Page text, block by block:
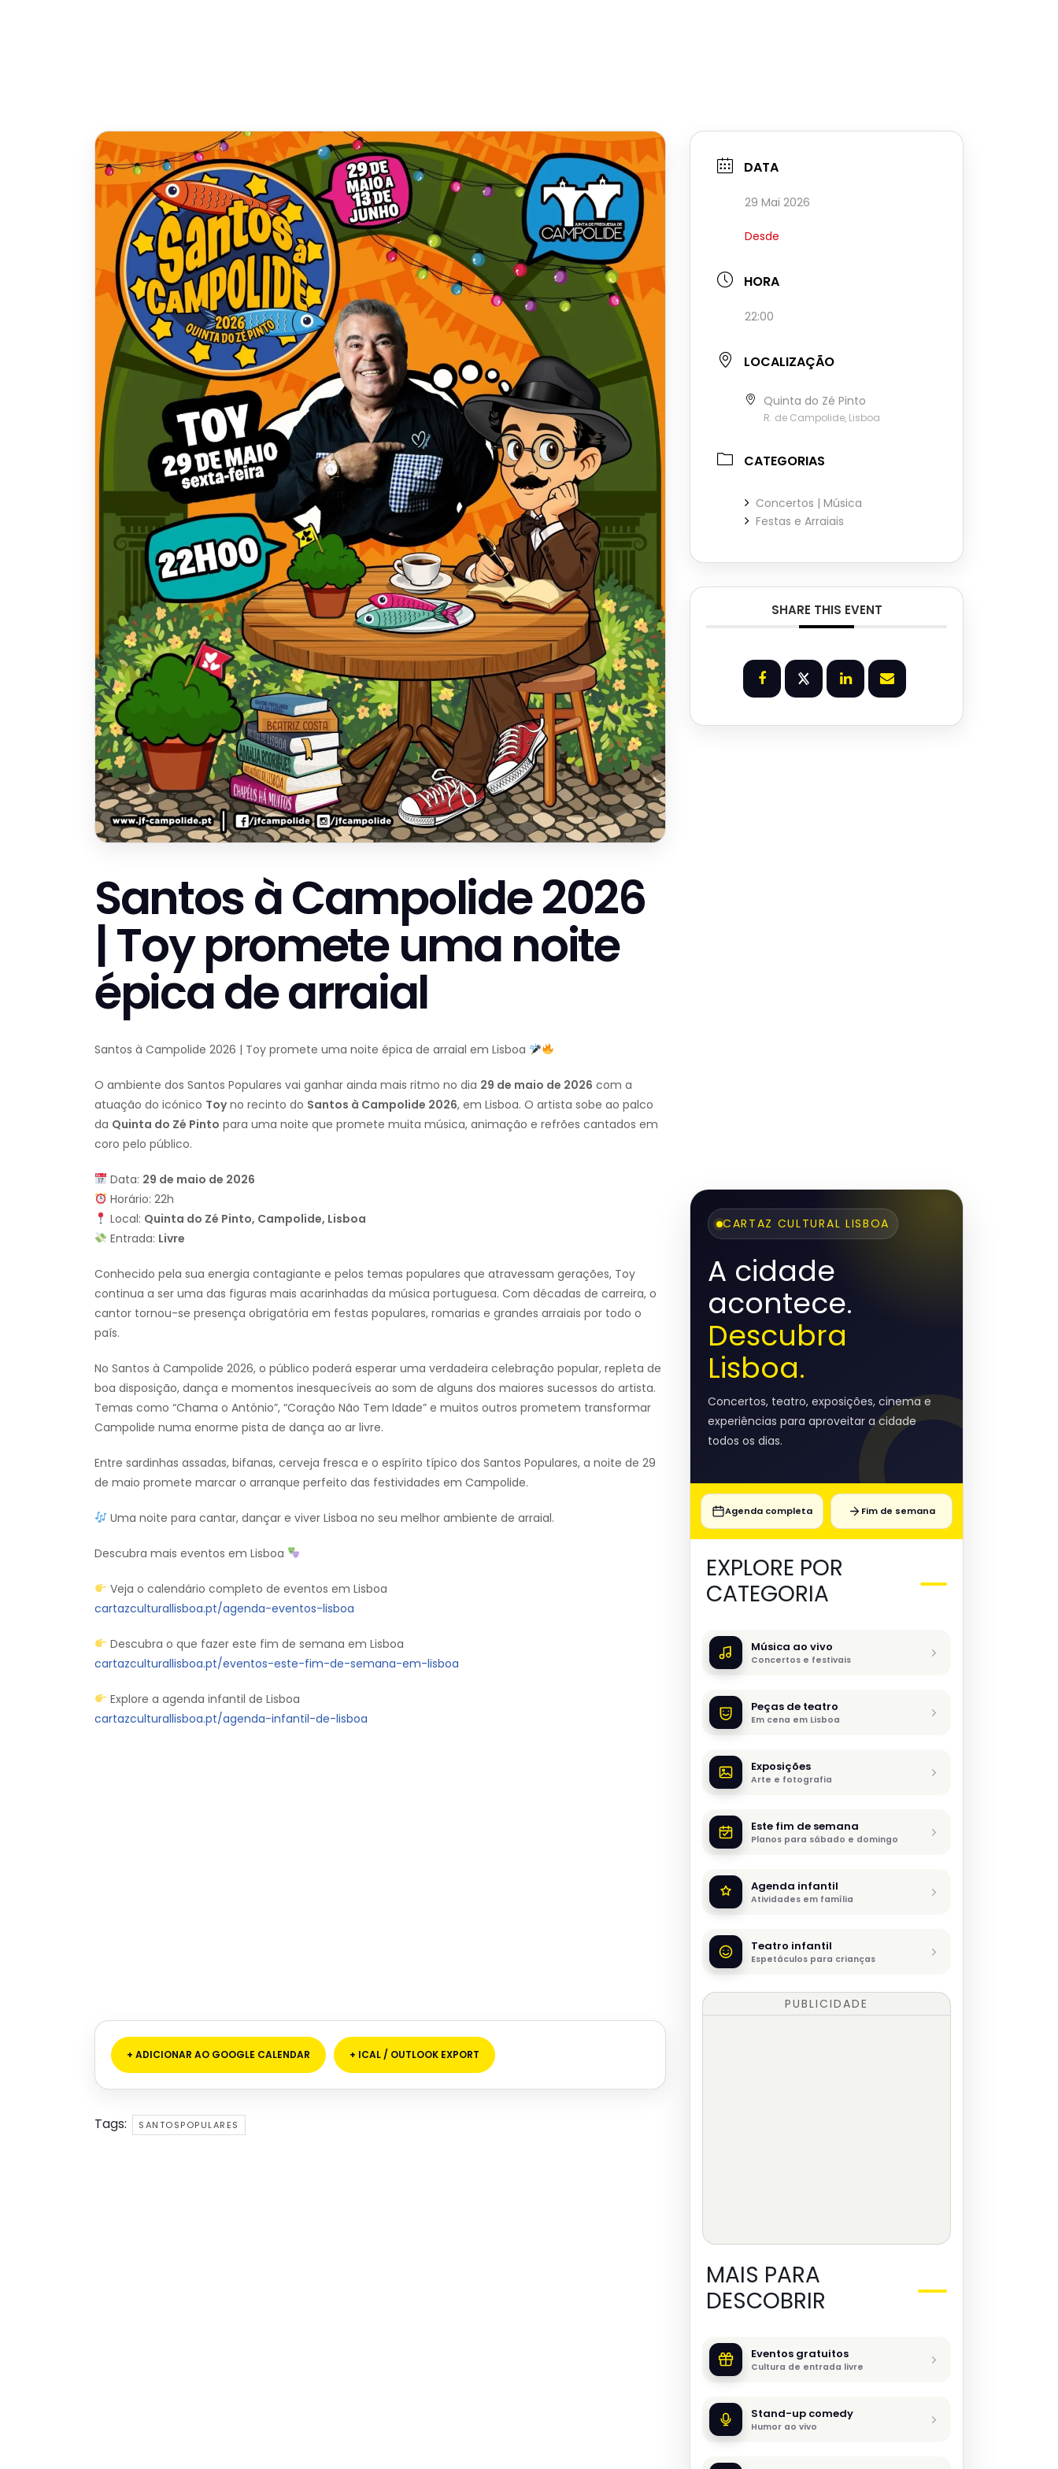
Santos à Campolide 2026
| Toy promete uma noite
épica de arraial
Santos à Campolide 2026 | Toy promete uma noite épica de arraial em Lisboa
O ambiente dos Santos Populares vai ganhar ainda mais ritmo no dia 29 de maio de 2026 com a
atuação do icónico Toyno recinto do Santos à Campolide 2026, em Lisboa. O artista sobe ao palco
da Quinta do Zé Pinto para uma noite que promete muita música, animação e refrões cantados em
coro pelo público.
Data: 29 de maio de 2026
Horário: 22h
Local: Quinta do Zé Pinto, Campolide, Lisboa
Entrada: Livre
Conhecido pela sua energia contagiante e pelos temas populares que atravessam gerações, Toy
continua a ser uma das figuras mais acarinhadas da música portuguesa. Com décadas de carreira, o
cantor tornou-se presença obrigatória em festas populares, romarias e grandes arraiais por todo o
país.
No Santos à Campolide 2026, o público poderá esperar uma verdadeira celebração popular, repleta de
boa disposição, dança e momentos inesquecíveis ao som de alguns dos maiores sucessos do artista.
Temas como “Chama o António”, “Coração Não Tem Idade” e muitos outros prometem transformar
Campolide numa enorme pista de dança ao ar livre.
Entre sardinhas assadas, bifanas, cerveja fresca e o espírito típico dos Santos Populares, a noite de 29
de maio promete marcar o arranque perfeito das festividades em Campolide.
Uma noite para cantar, dançar e viver Lisboa no seu melhor ambiente de arraial.
Descubra mais eventos em Lisboa
Veja o calendário completo de eventos em Lisboa
cartazculturallisboa.pt/agenda-eventos-lisboa
Descubra o que fazer este fim de semana em Lisboa
cartazculturallisboa.pt/eventos-este-fim-de-semana-em-lisboa
Explore a agenda infantil de Lisboa
cartazculturallisboa.pt/agenda-infantil-de-lisboa
+ ADICIONAR AO GOOGLE CALENDAR + ICAL / OUTLOOK EXPORT
Tags: SANTOSPOPULARES
DATA
29 Mai 2026
Desde
HORA
22:00
LOCALIZAÇÃO
Quinta do Zé Pinto
R. de Campolide, Lisboa
CATEGORIAS
Concertos | Música
Festas e Arraiais
SHARE THIS EVENT
CARTAZ CULTURAL LISBOA
A cidade
acontece.
Descubra
Lisboa.
Concertos, teatro, exposições, cinema e
experiências para aproveitar a cidade
todos os dias.
Agenda completa Fim de semana
EXPLORE POR
CATEGORIA
Música ao vivo
Concertos e festivais
Peças de teatro
Em cena em Lisboa
Exposições
Arte e fotografia
Este fim de semana
Planos para sábado e domingo
Agenda infantil
Atividades em família
Teatro infantil
Espetáculos para crianças
PUBLICIDADE
MAIS PARA
DESCOBRIR
Eventos gratuitos
Cultura de entrada livre
Stand-up comedy
Humor ao vivo